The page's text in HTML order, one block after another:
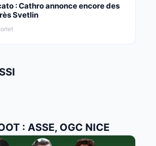
: Cathro annonce encore des
Svetlin
: ASSE, OGC NICE